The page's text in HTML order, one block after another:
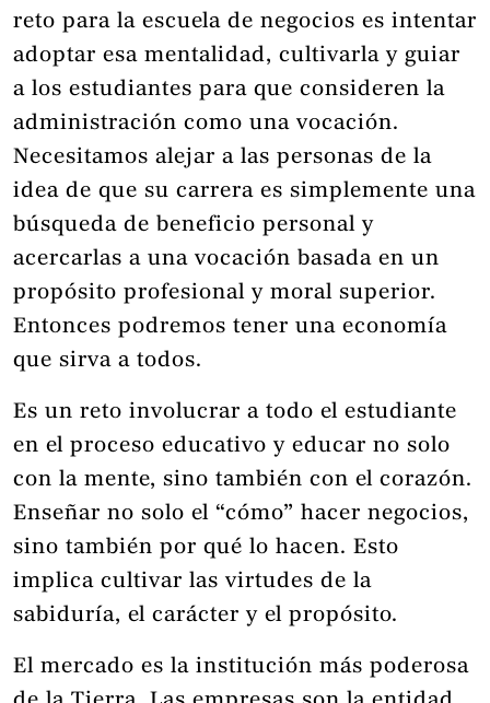
reto para la escuela de negocios es intentar
adoptar esa mentalidad, cultivarla y guiar
a los estudiantes para que consideren la
administración como una vocación.
Necesitamos alejar a las personas de la
idea de que su carrera es simplemente una
búsqueda de beneficio personal y
acercarlas a una vocación basada en un
propósito profesional y moral superior.
Entonces podremos tener una economía
que sirva a todos.
Es un reto involucrar a todo el estudiante
en el proceso educativo y educar no solo
con la mente, sino también con el corazón.
Enseñar no solo el “cómo” hacer negocios,
sino también por qué lo hacen. Esto
implica cultivar las virtudes de la
sabiduría, el carácter y el propósito.
El mercado es la institución más poderosa